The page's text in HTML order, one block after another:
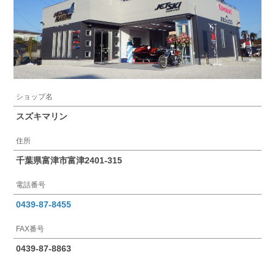
ショップ名
スズキマリン
住所
千葉県富津市富津2401-315
電話番号
0439-87-8455
FAX番号
0439-87-8863